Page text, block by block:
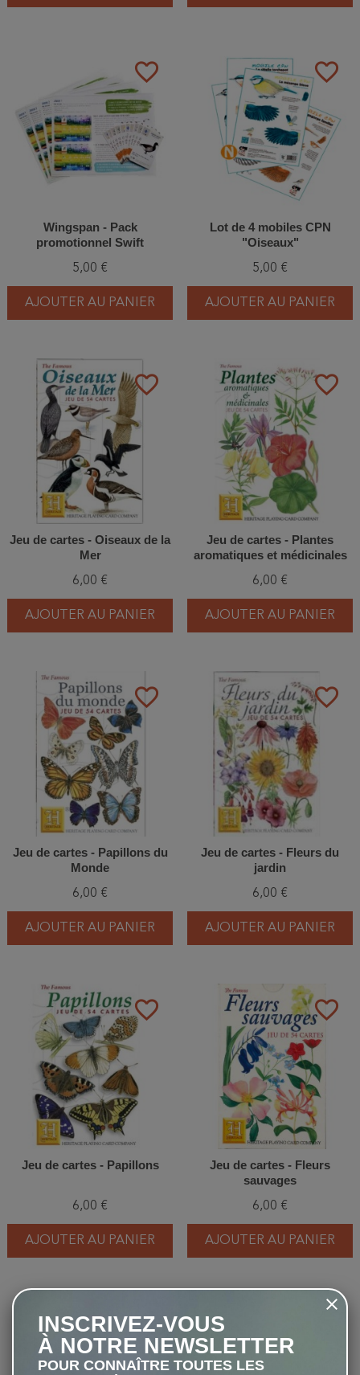
favorite_border
Wingspan - Pack
promotionnel Swift
5,00 €
AJOUTER AU PANIER
favorite_border
Lot de 4 mobiles CPN
"Oiseaux"
5,00 €
AJOUTER AU PANIER
favorite_border
Jeu de cartes - Oiseaux de la
Mer
6,00 €
AJOUTER AU PANIER
favorite_border
Jeu de cartes - Plantes
aromatiques et médicinales
6,00 €
AJOUTER AU PANIER
favorite_border
Jeu de cartes - Papillons du
Monde
6,00 €
AJOUTER AU PANIER
favorite_border
Jeu de cartes - Fleurs du
jardin
6,00 €
AJOUTER AU PANIER
favorite_border
Jeu de cartes - Papillons
6,00 €
AJOUTER AU PANIER
favorite_border
Jeu de cartes - Fleurs
sauvages
6,00 €
AJOUTER AU PANIER
favorite_border
INSCRIVEZ-VOUS
À NOTRE NEWSLETTER
POUR CONNAÎTRE TOUTES LES